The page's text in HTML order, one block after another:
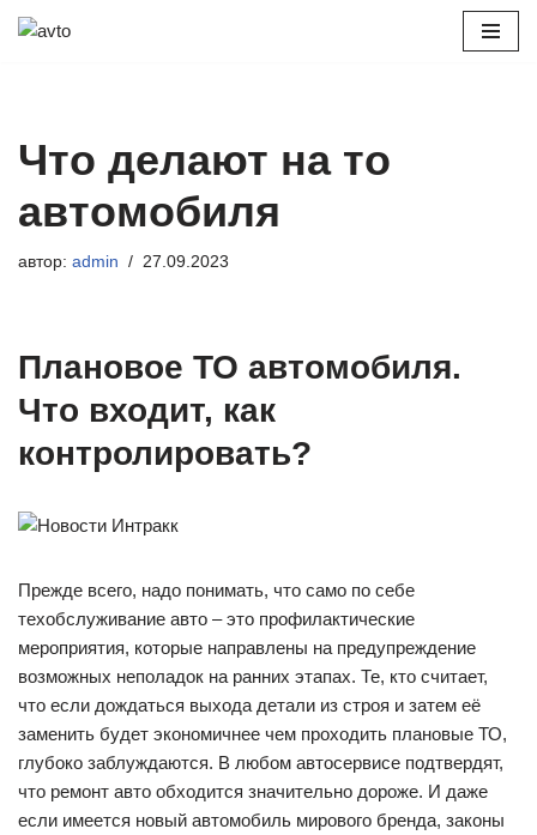
Что делают на то
автомобиля
автор: admin 27.09.2023
Плановое ТО автомобиля.
Что входит, как
контролировать?
Прежде всего, надо понимать, что само по себе
техобслуживание авто – это профилактические
мероприятия, которые направлены на предупреждение
возможных неполадок на ранних этапах. Те, кто считает,
что если дождаться выхода детали из строя и затем её
заменить будет экономичнее чем проходить плановые ТО,
глубоко заблуждаются. В любом автосервисе подтвердят,
что ремонт авто обходится значительно дороже. И даже
если имеется новый автомобиль мирового бренда, законы